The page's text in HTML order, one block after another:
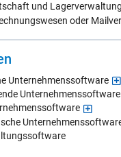
und
oder
Unternehmenssoftware
Unternehmenssoftware